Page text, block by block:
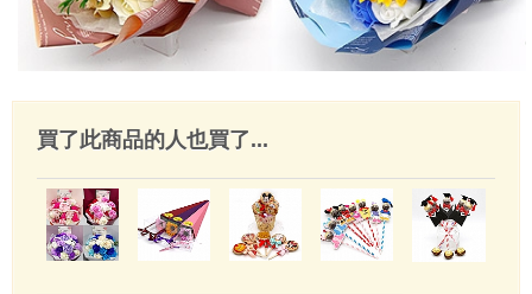
買了此商品的人也買了...